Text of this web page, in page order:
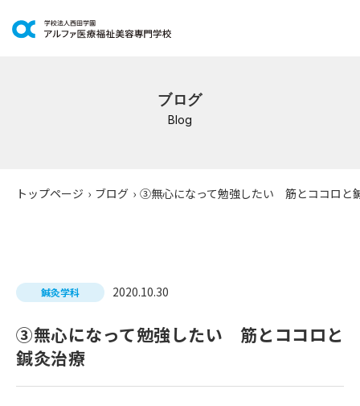
研修・講座
公共職業訓練
ブログ
Blog
トップページ › ブログ › ③無心になって勉強したい 筋とココロと
鍼灸学科 2020.10.30
③無心になって勉強したい 筋とココロと
鍼灸治療